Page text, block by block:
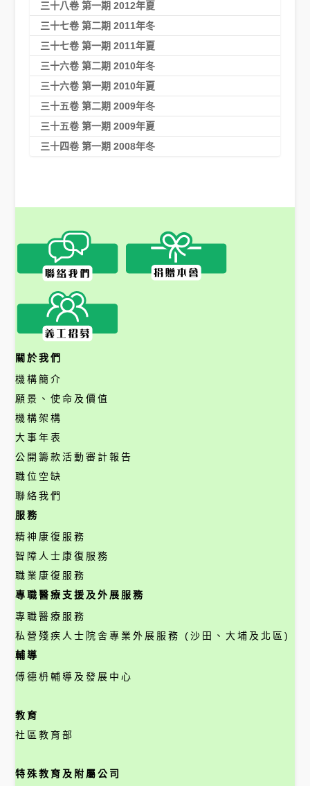
三十八卷 第一期 2012年夏
三十七卷 第二期 2011年冬
三十七卷 第一期 2011年夏
三十六卷 第二期 2010年冬
三十六卷 第一期 2010年夏
三十五卷 第二期 2009年冬
三十五卷 第一期 2009年夏
三十四卷 第一期 2008年冬
關於我們
機構簡介
願景、使命及價值
機構架構
大事年表
公開籌款活動審計報告
職位空缺
聯絡我們
服務
精神康復服務
智障人士康復服務
職業康復服務
專職醫療支援及外展服務
專職醫療服務
私營殘疾人士院舍專業外展服務 (沙田、大埔及北區)
輔導
傅德枬輔導及發展中心
教育
社區教育部
特殊教育及附屬公司